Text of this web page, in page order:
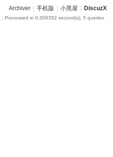
Archiver 手机版 小黑屋 DiscuzX
, Processed in 0.006352 second(s), 5 queries .